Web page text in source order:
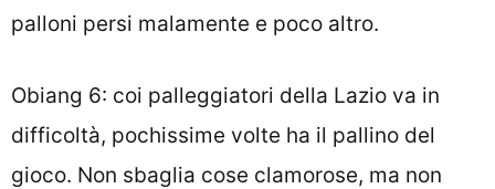
palloni persi malamente e poco altro.
Obiang 6: coi palleggiatori della Lazio va in
difficoltà, pochissime volte ha il pallino del
gioco. Non sbaglia cose clamorose, ma non